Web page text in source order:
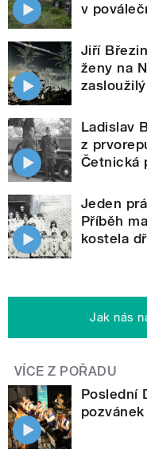
v
Jiří
ženy na
Ladislav
z
Četnická
Jeden
Příběh
kostela
Jak nás
VÍCE Z POŘADU
Poslední
pozvánek